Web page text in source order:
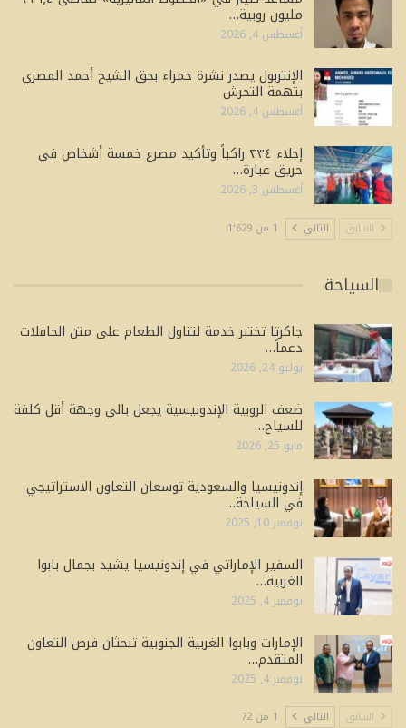
مليون روبية…
أغسطس 4, 2026
الإنتربول يصدر نشرة حمراء بحق الشيخ أحمد المصري
بتهمة التحرش
أغسطس 4, 2026
إجلاء ٢٣٤ راكباً وتأكيد مصرع خمسة أشخاص في
حريق عبارة…
أغسطس 3, 2026
السابق التالي 1 من 1٬629
السياحة
جاكرتا تختبر خدمة لتناول الطعام على متن الحافلات
دعماً…
يوليو 24, 2026
ضعف الروبية الإندونيسية يجعل بالي وجهة أقل كلفة
للسياح…
مايو 25, 2026
إندونيسيا والسعودية توسعان التعاون الاستراتيجي
في السياحة…
نوفمبر 10, 2025
السفير الإماراتي في إندونيسيا يشيد بجمال بابوا
الغربية…
نوفمبر 4, 2025
الإمارات وبابوا الغربية الجنوبية تبحثان فرص التعاون
المتقدم…
نوفمبر 4, 2025
السابق التالي 1 من 72